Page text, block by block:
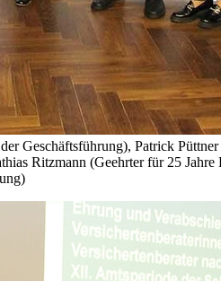
Geschäftsführung), Patrick
Ritzmann (Geehrter für 25